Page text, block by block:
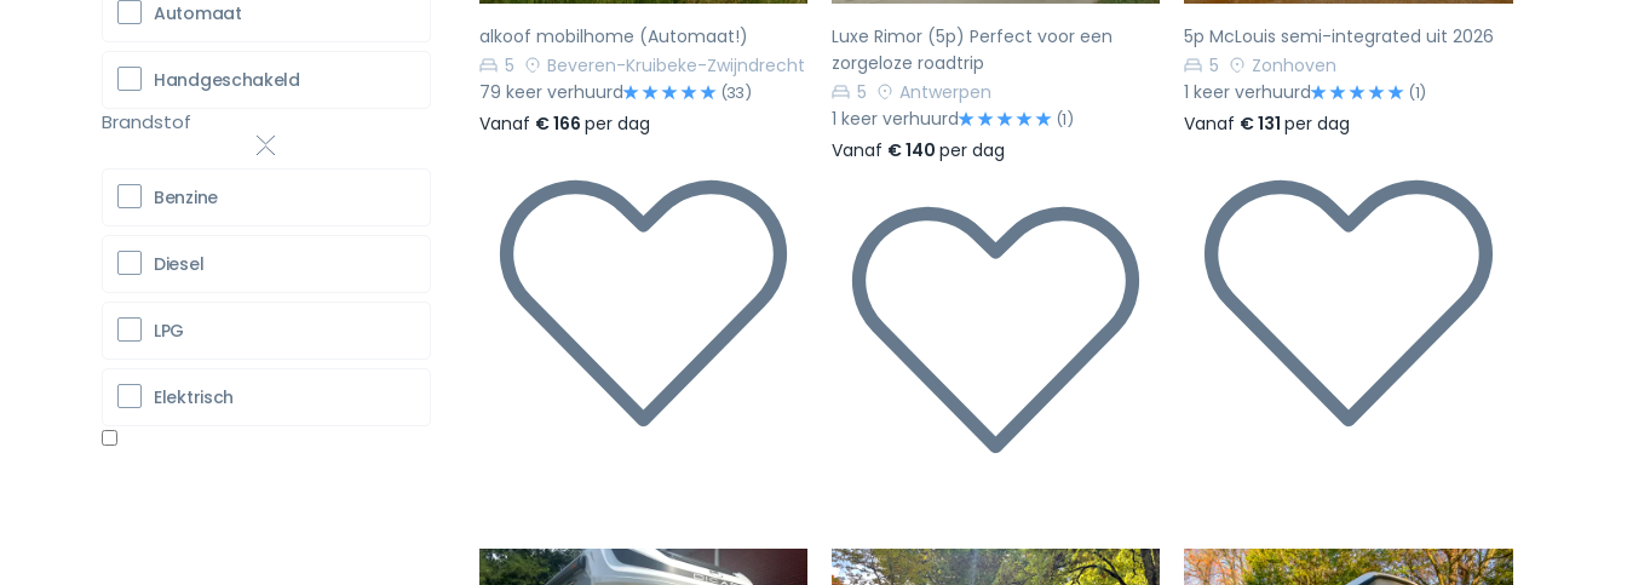
alkoof mobilhome (Automaat!)
5
Beveren-Kruibeke-Zwijndrecht
79 keer verhuurd
(33)
Vanaf € 166 per dag
Luxe Rimor (5p) Perfect voor een
zorgeloze roadtrip
5
Antwerpen
1 keer verhuurd
(1)
Vanaf € 140 per dag
5p McLouis semi-integrated uit 2026
5
Zonhoven
1 keer verhuurd
(1)
Vanaf € 131per dag
Automaat
Handgeschakeld
Brandstof
Benzine
Diesel
LPG
Elektrisch